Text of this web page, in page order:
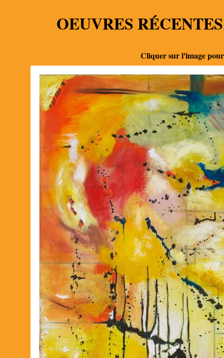
OEUVRES
Cliquer sur l'image